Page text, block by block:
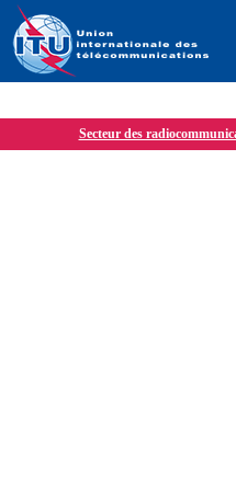
Secteur des